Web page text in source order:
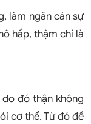
làm ngăn cản sự
hấp, thậm chí là
đó thận không
cơ thể. Từ đó để